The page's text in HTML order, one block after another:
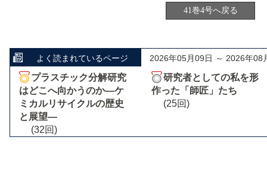
41巻4号へ戻る
よく読まれているページ 2026年05月09日 ～ 2026年08
プラスチック分解研究
はどこへ向かうのか―ケ
ミカルリサイクルの歴史
と展望―
(32回)
研究者としての私を形
作った「師匠」たち
(25回)